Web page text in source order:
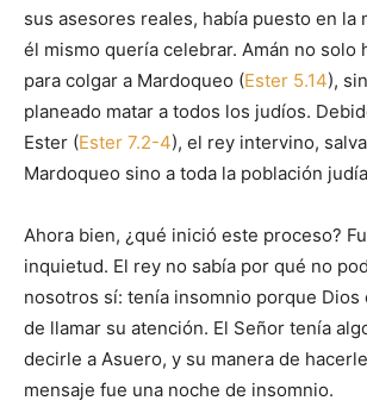
sus asesores reales, había puesto en la
él mismo quería celebrar. Amán no solo
para colgar a Mardoqueo (Ester 5.14),
planeado matar a todos los judíos.
Ester (Ester 7.2-4), el rey intervino,
Mardoqueo sino a toda la población
Ahora bien, ¿qué inició este proceso?
inquietud. El rey no sabía por qué no
nosotros sí: tenía insomnio porque Dios
de llamar su atención. El Señor tenía
decirle a Asuero, y su manera de
mensaje fue una noche de insomnio.